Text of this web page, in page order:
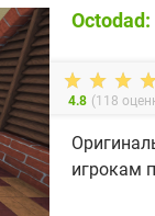
4.8 (118
игрокам